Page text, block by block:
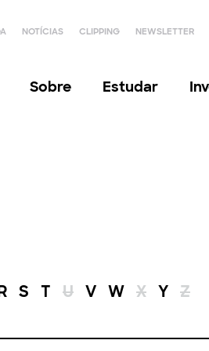
NOTÍCIAS CLIPPING NEWSLETTER
Sobre Estudar
S T U V W X Y Z